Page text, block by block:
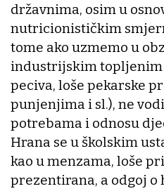
državnima, osim u
nutricionističkim
tome ako uzmemo u
industrijskim topljenim
peciva, loše pekarske
punjenjima i sl.), ne
potrebama i odnosu
Hrana se u školskim
kao u menzama, loše
prezentirana, a odgoj o